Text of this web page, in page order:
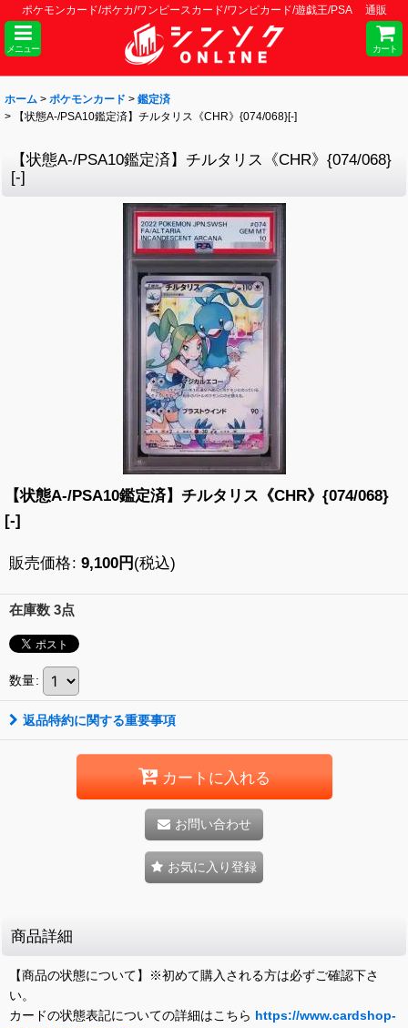
ポケモンカード/ポケカ/ワンピースカード/ワンピカード/遊戯王/PSA 通販
メニュー カート
ホーム > ポケモンカード > 鑑定済
>
【状態A-/PSA10鑑定済】チルタリス《CHR》{074/068}[-]
【状態A-/PSA10鑑定済】チルタリス《CHR》{074/068}
[-]
【状態A-/PSA10鑑定済】チルタリス《CHR》{074/068}
[-]
販売価格: 9,100円 (税込)
在庫数 3点
数量:
返品特約に関する重要事項
カートに入れる
お問い合わせ
お気に入り登録
商品詳細
【商品の状態について】※初めて購入される方は必ずご確認下さ
い。
カードの状態表記についての詳細はこちら https://www.cardshop-